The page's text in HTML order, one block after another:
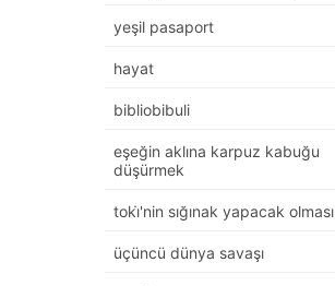
yeşil pasaport
hayat
bibliobibuli
eşeğin aklına karpuz kabuğu
düşürmek
toki̇'nin sığınak yapacak olması
üçüncü dünya savaşı